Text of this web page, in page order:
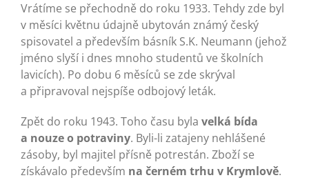
Vrátíme se přechodně do roku 1933. Tehdy zde byl
v měsíci květnu údajně ubytován známý český
spisovatel a především básník S.K. Neumann (jehož
jméno slyší i dnes mnoho studentů ve školních
lavicích). Po dobu 6 měsíců se zde skrýval
a připravoval nejspíše odbojový leták.
Zpět do roku 1943. Toho času byla velká bída
a nouze o potraviny. Byli-li zatajeny nehlášené
zásoby, byl majitel přísně potrestán. Zboží se
získávalo především na černém trhu v Krymlově.